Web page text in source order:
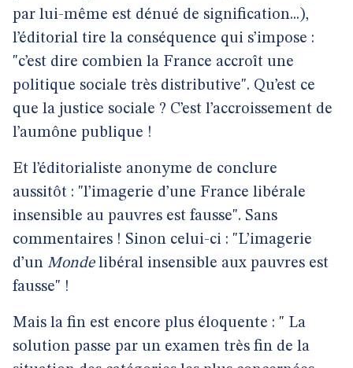
par lui-même est dénué de signification...),
l’éditorial tire la conséquence qui s’impose :
"c’est dire combien la France accroît une
politique sociale très distributive". Qu’est ce
que la justice sociale ? C’est l’accroissement de
l’aumône publique !
Et l’éditorialiste anonyme de conclure
aussitôt : "l’imagerie d’une France libérale
insensible au pauvres est fausse". Sans
commentaires ! Sinon celui-ci : "L’imagerie
d’un Monde libéral insensible aux pauvres est
fausse" !
Mais la fin est encore plus éloquente : " La
solution passe par un examen très fin de la